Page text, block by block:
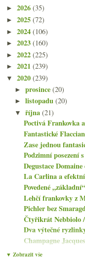
► 2026 (35)
► 2025 (72)
► 2024 (106)
► 2023 (160)
► 2022 (225)
► 2021 (239)
▼ 2020 (239)
►prosince(20)
►listopadu(20)
▼října(21)
Poctivá Frankovka
Fantastické
Zase jednou
Podzimní posezení
Degustace
La Carlina a
Povedené
Lehčí frankovky z
Pichler bez
Čtyřikrát Nebbiolo
Dva výtečné
Champagne
Skvělá Mencía
▼ Zobrazit vše